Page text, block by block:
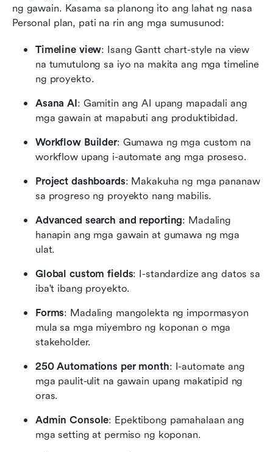
ng gawain. Kasama sa planong ito ang lahat ng nasa
Personal plan, pati na rin ang mga sumusunod:
Timeline view: Isang Gantt chart-style na view
na tumutulong sa iyo na makita ang mga timeline
ng proyekto.
Asana AI: Gamitin ang AI upang mapadali ang
mga gawain at mapabuti ang produktibidad.
Workflow Builder: Gumawa ng mga custom na
workflow upang i-automate ang mga proseso.
Project dashboards: Makakuha ng mga pananaw
sa progreso ng proyekto nang mabilis.
Advanced search and reporting: Madaling
hanapin ang mga gawain at gumawa ng mga
ulat.
Global custom fields: I-standardize ang datos sa
iba't ibang proyekto.
Forms: Madaling mangolekta ng impormasyon
mula sa mga miyembro ng koponan o mga
stakeholder.
250 Automations per month: I-automate ang
mga paulit-ulit na gawain upang makatipid ng
oras.
Admin Console: Epektibong pamahalaan ang
mga setting at permiso ng koponan.